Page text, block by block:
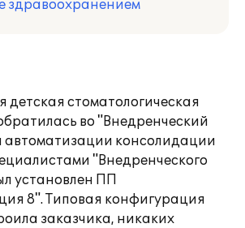
здравоохранением
детская стоматологическая
во "Внедренческий
автоматизации консолидации
"Внедренческого
установлен ПП
8". Типовая конфигурация
заказчика, никаких